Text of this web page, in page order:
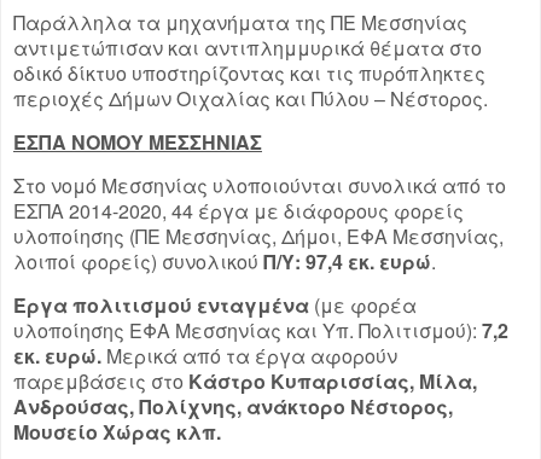
Παράλληλα τα μηχανήματα της ΠΕ Μεσσηνίας
αντιμετώπισαν και αντιπλημμυρικά θέματα στο
οδικό δίκτυο υποστηρίζοντας και τις πυρόπληκτες
περιοχές Δήμων Οιχαλίας και Πύλου – Νέστορος.
ΕΣΠΑ ΝΟΜΟΥ ΜΕΣΣΗΝΙΑΣ
Στο νομό Μεσσηνίας υλοποιούνται συνολικά από το
ΕΣΠΑ 2014-2020, 44 έργα με διάφορους φορείς
υλοποίησης (ΠΕ Μεσσηνίας, Δήμοι, ΕΦΑ Μεσσηνίας,
λοιποί φορείς) συνολικού Π/Υ: 97,4 εκ. ευρώ.
Έργα πολιτισμού ενταγμένα (με φορέα
υλοποίησης ΕΦΑ Μεσσηνίας και Υπ. Πολιτισμού): 7,2
εκ. ευρώ. Μερικά από τα έργα αφορούν
παρεμβάσεις στο Κάστρο Κυπαρισσίας, Μίλα,
Ανδρούσας, Πολίχνης, ανάκτορο Νέστορος,
Μουσείο Χώρας κλπ.